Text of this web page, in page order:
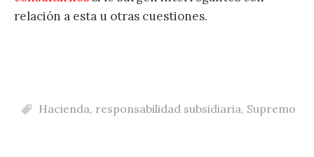
relación a esta u otras cuestiones.
Hacienda, responsabilidad subsidiaria, Supremo